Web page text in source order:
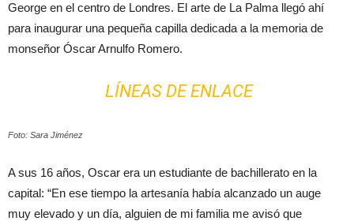
George en el centro de Londres. El arte de La Palma llegó ahí
para inaugurar una pequeña capilla dedicada a la memoria de
monseñor Óscar Arnulfo Romero.
LÍNEAS DE ENLACE
Foto: Sara Jiménez
A sus 16 años, Oscar era un estudiante de bachillerato en la
capital: “En ese tiempo la artesanía había alcanzado un auge
muy elevado y un día, alguien de mi familia me avisó que